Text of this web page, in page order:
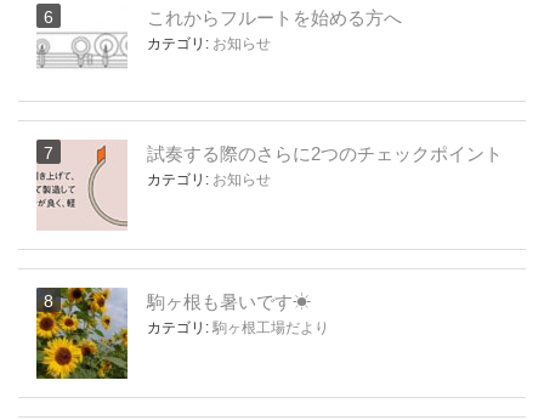
これからフルートを始める方へ
カテゴリ: お知らせ
試奏する際のさらに2つのチェックポイント
カテゴリ: お知らせ
駒ヶ根も暑いです☀
カテゴリ: 駒ヶ根工場だより